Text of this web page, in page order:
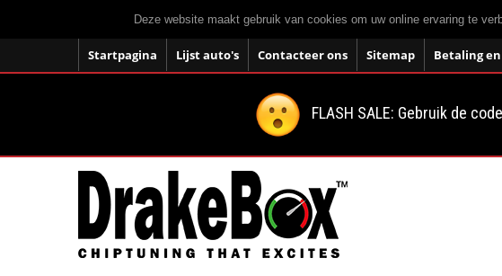
Deze website maakt gebruik van cookies om uw online ervaring te
Startpagina Lijst auto's Contacteer ons Sitemap Betaling
FLASH SALE: Gebruik de code